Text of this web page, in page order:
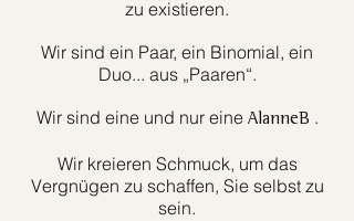
zu existieren.
Wir sind ein Paar, ein Binomial, ein
Duo... aus „Paaren“.
Wir sind eine und nur eine AlanneB .
Wir kreieren Schmuck, um das
Vergnügen zu schaffen, Sie selbst zu
sein.